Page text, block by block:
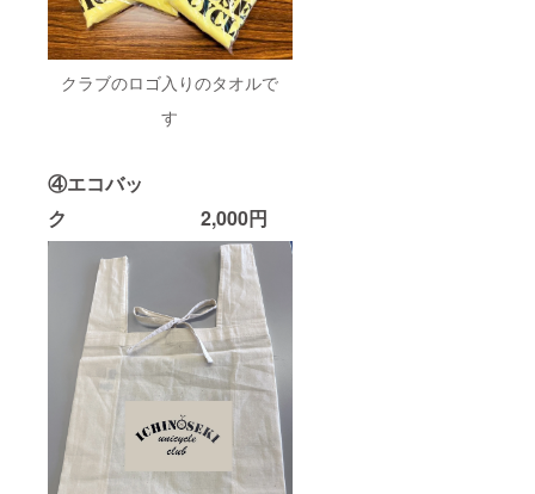
クラブのロゴ入りのタオルで
す
④エコバッ
ク 2,000円